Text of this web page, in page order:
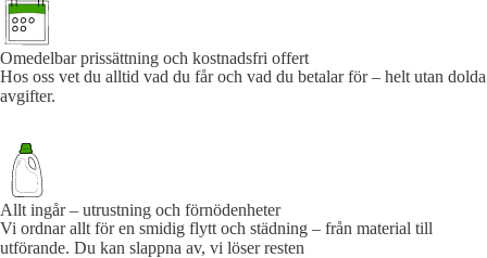
Omedelbar prissättning och kostnadsfri offert
Hos oss vet du alltid vad du får och vad du betalar för – helt utan dolda
avgifter.
Allt ingår – utrustning och förnödenheter
Vi ordnar allt för en smidig flytt och städning – från material till
utförande. Du kan slappna av, vi löser resten